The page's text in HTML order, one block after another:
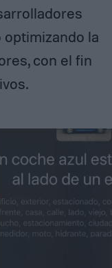
optimizando la
con el fin